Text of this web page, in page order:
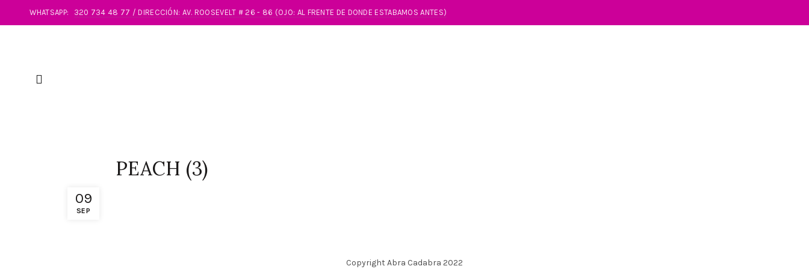
WHATSAPP: 320 734 48 77 / DIRECCIÓN: AV. ROOSEVELT # 26 - 86 (OJO: AL FRENTE DE DONDE ESTABAMOS ANTES)
09
SEP
PEACH (3)
Copyright Abra Cadabra 2022